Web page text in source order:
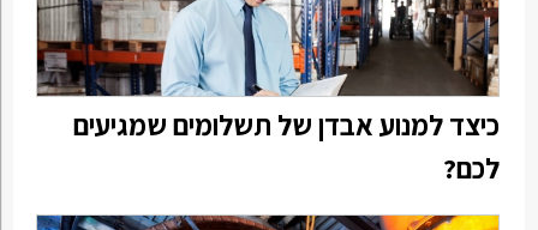
כיצד למנוע אבדן של תשלומים שמגיעים
לכם?